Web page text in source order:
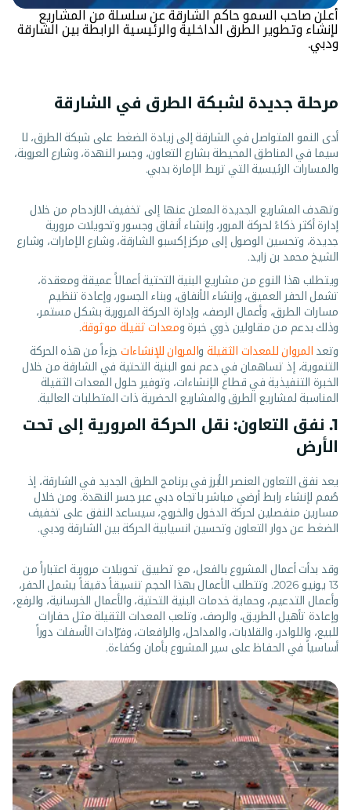
أعلن صاحب السمو حاكم الشارقة عن سلسلة من المشاريع
لإنشاء وتطوير الطرق الداخلية والرئيسية الرابطة بين الشارقة
ودبي.
مرحلة جديدة لشبكة الطرق في الشارقة
أدى النمو المتواصل في الشارقة إلى زيادة الضغط على شبكة الطرق، لا
سيما في المناطق المحيطة بشارع التعاون، وجسر النهدة، وشارع العروبة،
والمسارات الرئيسية التي تربط الإمارة بدبي.
وتهدف المشاريع الجديدة المعلن عنها إلى تخفيف الازدحام من خلال
إدارة أكثر ذكاءً لحركة المرور، وإنشاء أنفاق وجسور وتحويلات مرورية
جديدة، وتحسين الوصول إلى مركز إكسبو الشارقة، وشارع الإمارات، وشارع
الشيخ محمد بن زايد.
ويتطلب هذا النوع من مشاريع البنية التحتية أعمالاً عميقة ومعقدة،
تشمل الحفر العميق، وإنشاء الأنفاق، وبناء الجسور، وإعادة تنظيم
مسارات الطرق، وأعمال الرصف، وإدارة الحركة المرورية بشكل مستمر،
وذلك بدعم من مقاولين ذوي خبرة ومعدات ثقيلة موثوقة.
وتعد المروان للمعدات الثقيلة والمروان للإنشاءات جزءاً من هذه الحركة
التنموية، إذ تساهمان في دعم نمو البنية التحتية في الشارقة من خلال
الخبرة التنفيذية في قطاع الإنشاءات، وتوفير حلول المعدات الثقيلة
المناسبة لمشاريع الطرق والمشاريع الحضرية ذات المتطلبات العالية.
1. نفق التعاون: نقل الحركة المرورية إلى تحت
الأرض
يعد نفق التعاون العنصر الأبرز في برنامج الطرق الجديد في الشارقة، إذ
صُمم لإنشاء رابط أرضي مباشر باتجاه دبي عبر جسر النهدة. ومن خلال
مسارين منفصلين لحركة الدخول والخروج، سيساعد النفق على تخفيف
الضغط عن دوار التعاون وتحسين انسيابية الحركة بين الشارقة ودبي.
وقد بدأت أعمال المشروع بالفعل، مع تطبيق تحويلات مرورية اعتباراً من
13 يونيو 2026. وتتطلب الأعمال بهذا الحجم تنسيقاً دقيقاً يشمل الحفر،
وأعمال التدعيم، وحماية خدمات البنية التحتية، والأعمال الخرسانية، والرفع،
وإعادة تأهيل الطريق، والرصف، وتلعب المعدات الثقيلة مثل حفارات
للبيع، واللوادر، والقلابات، والمداحل، والرافعات، وفرّادات الأسفلت دوراً
أساسياً في الحفاظ على سير المشروع بأمان وكفاءة.